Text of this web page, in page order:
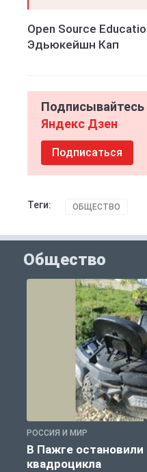
Open Source
Эдьюкейшн Кап
Подписывайтесь
Яндекс Дзен
Подписаться
Теги: ОБЩЕСТВО
Общество
РОССИЯ И МИР
В Пажге
квадроцикла